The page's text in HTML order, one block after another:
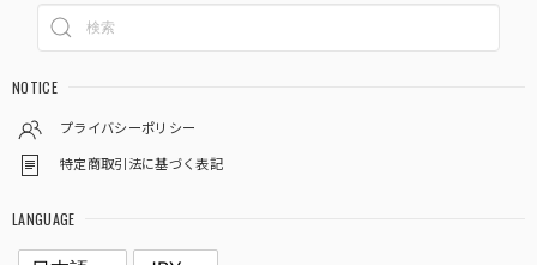
NOTICE
プライバシーポリシー
特定商取引法に基づく表記
LANGUAGE